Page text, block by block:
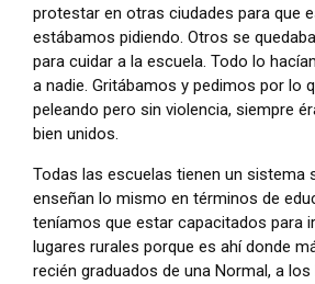
protestar en otras ciudades para que
estábamos pidiendo. Otros se
para cuidar a la escuela. Todo lo
a nadie. Gritábamos y pedimos por lo
peleando pero sin violencia, siempre
bien unidos.
Todas las escuelas tienen un sistema
enseñan lo mismo en términos de
teníamos que estar capacitados para
lugares rurales porque es ahí donde
recién graduados de una Normal, a